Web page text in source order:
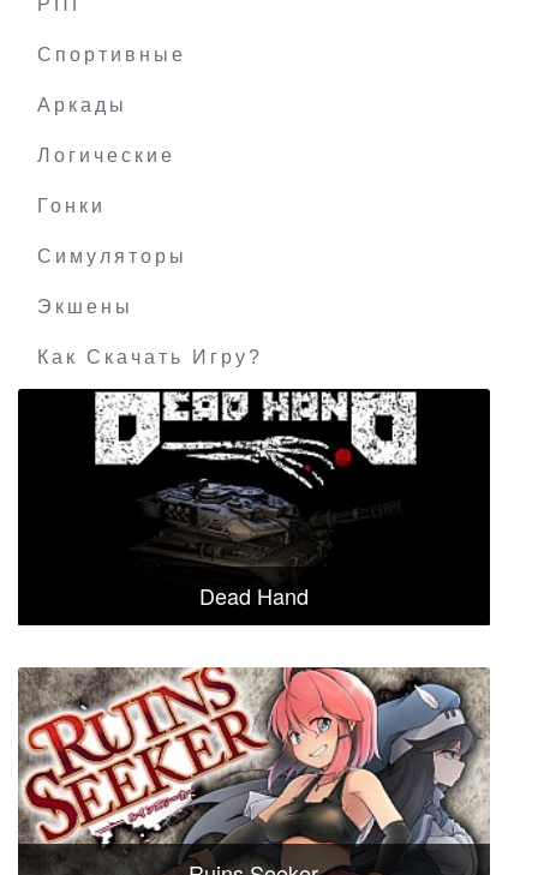
РПГ
Спортивные
Аркады
Логические
Гонки
Симуляторы
Экшены
Как Скачать Игру?
Dead Hand